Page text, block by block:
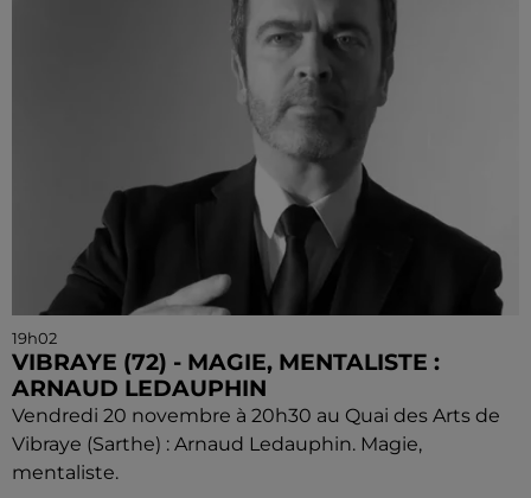
19h02
VIBRAYE (72) - MAGIE, MENTALISTE :
ARNAUD LEDAUPHIN
Vendredi 20 novembre à 20h30 au Quai des Arts de
Vibraye (Sarthe) : Arnaud Ledauphin. Magie,
mentaliste.